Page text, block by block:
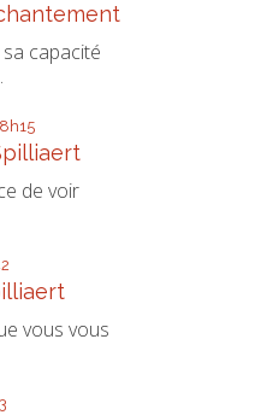
capacité
de voir
vous vous